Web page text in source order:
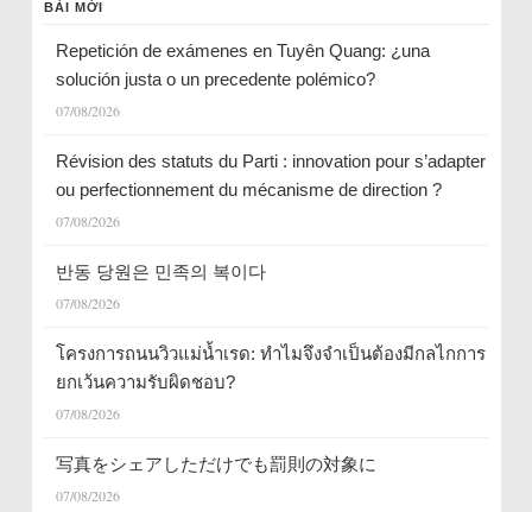
BÀI MỚI
Repetición de exámenes en Tuyên Quang: ¿una
solución justa o un precedente polémico?
07/08/2026
Révision des statuts du Parti : innovation pour s’adapter
ou perfectionnement du mécanisme de direction ?
07/08/2026
반동 당원은 민족의 복이다
07/08/2026
โครงการถนนวิวแม่น้ำเรด: ทำไมจึงจำเป็นต้องมีกลไกการ
ยกเว้นความรับผิดชอบ?
07/08/2026
写真をシェアしただけでも罰則の対象に
07/08/2026